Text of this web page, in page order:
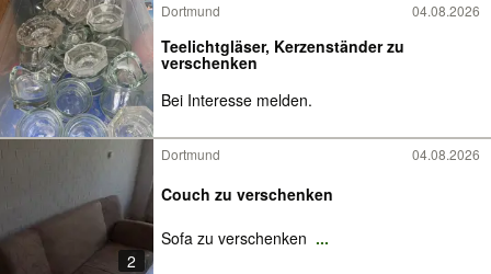
Dortmund 04.08.2026
Teelichtgläser, Kerzenständer zu
verschenken
Bei Interesse melden.
2
Dortmund 04.08.2026
Couch zu verschenken
Sofa zu verschenken ...